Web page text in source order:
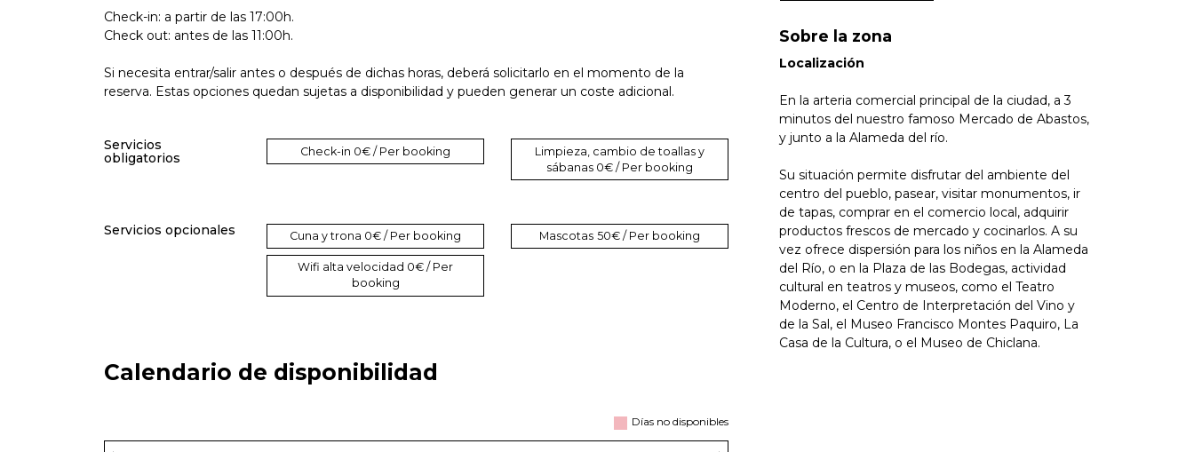
Check-in: a partir de las 17:00h.
Check out: antes de las 11:00h.
Si necesita entrar/salir antes o después de dichas horas, deberá solicitarlo en el momento de la
reserva. Estas opciones quedan sujetas a disponibilidad y pueden generar un coste adicional.
Servicios
obligatorios
Check-in 0€ / Per booking
Limpieza, cambio de toallas y
sábanas 0€ / Per booking
Servicios opcionales Cuna y trona 0€ / Per booking Mascotas 50€ / Per booking
Wifi alta velocidad 0€ / Per
booking
Calendario de disponibilidad
Días no disponibles
Sobre la zona
Localización
En la arteria comercial principal de la ciudad, a 3
minutos del nuestro famoso Mercado de Abastos,
y junto a la Alameda del río.
Su situación permite disfrutar del ambiente del
centro del pueblo, pasear, visitar monumentos, ir
de tapas, comprar en el comercio local, adquirir
productos frescos de mercado y cocinarlos. A su
vez ofrece dispersión para los niños en la Alameda
del Río, o en la Plaza de las Bodegas, actividad
cultural en teatros y museos, como el Teatro
Moderno, el Centro de Interpretación del Vino y
de la Sal, el Museo Francisco Montes Paquiro, La
Casa de la Cultura, o el Museo de Chiclana.